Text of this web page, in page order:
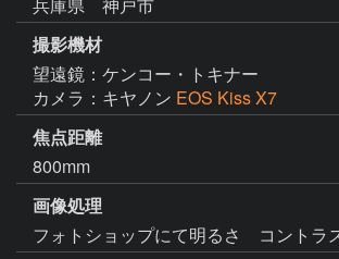
兵庫県 神戸市
撮影機材
望遠鏡：ケンコー・トキナー
カメラ：キヤノン EOS Kiss X7
焦点距離
800mm
画像処理